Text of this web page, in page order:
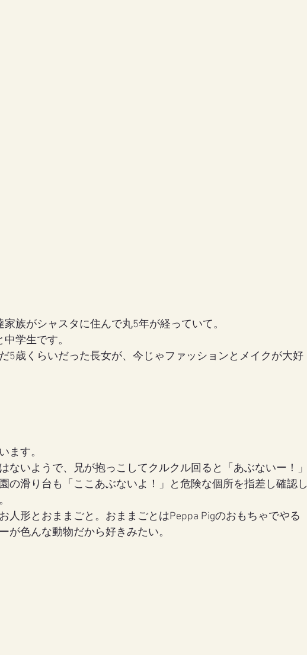
族がシャスタに住んで丸5年が経っていて。
学生です。
5歳くらいだった長女が、今じゃファッションとメイクが大好
ます。
ないようで、兄が抱っこしてクルクル回ると「あぶないー！」
の滑り台も「ここあぶないよ！」と危険な個所を指差し確認し
人形とおままごと。おままごとはPeppa Pigのおもちゃでやる
が色んな動物だから好きみたい。